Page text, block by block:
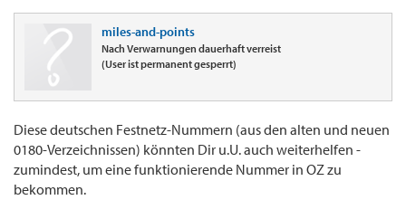
miles-and-points
Nach Verwarnungen dauerhaft verreist
(User ist permanent gesperrt)
Diese deutschen Festnetz-Nummern (aus den alten und neuen
0180-Verzeichnissen) könnten Dir u.U. auch weiterhelfen -
zumindest, um eine funktionierende Nummer in OZ zu
bekommen.